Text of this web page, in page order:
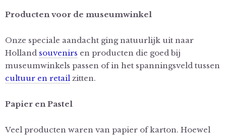
Producten voor de museumwinkel
Onze speciale aandacht ging natuurlijk uit naar
Holland souvenirs en producten die goed bij
museumwinkels passen of in het spanningsveld tussen
cultuur en retail zitten.
Papier en Pastel
Veel producten waren van papier of karton. Hoewel